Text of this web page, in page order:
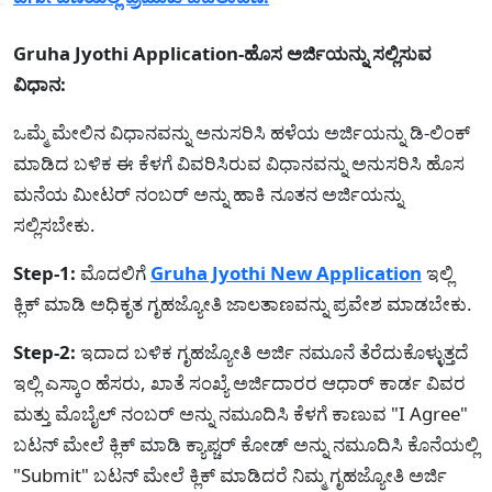
Gruha Jyothi Application-ಹೊಸ ಅರ್ಜಿಯನ್ನು ಸಲ್ಲಿಸುವ
ವಿಧಾನ:
ಒಮ್ಮೆ ಮೇಲಿನ ವಿಧಾನವನ್ನು ಅನುಸರಿಸಿ ಹಳೆಯ ಅರ್ಜಿಯನ್ನು ಡಿ-ಲಿಂಕ್
ಮಾಡಿದ ಬಳಿಕ ಈ ಕೆಳಗೆ ವಿವರಿಸಿರುವ ವಿಧಾನವನ್ನು ಅನುಸರಿಸಿ ಹೊಸ
ಮನೆಯ ಮೀಟರ್ ನಂಬರ್ ಅನ್ನು ಹಾಕಿ ನೂತನ ಅರ್ಜಿಯನ್ನು
ಸಲ್ಲಿಸಬೇಕು.
Step-1: ಮೊದಲಿಗೆ Gruha Jyothi New Application ಇಲ್ಲಿ
ಕ್ಲಿಕ್ ಮಾಡಿ ಅಧಿಕೃತ ಗೃಹಜ್ಯೋತಿ ಜಾಲತಾಣವನ್ನು ಪ್ರವೇಶ ಮಾಡಬೇಕು.
Step-2: ಇದಾದ ಬಳಿಕ ಗೃಹಜ್ಯೋತಿ ಅರ್ಜಿ ನಮೂನೆ ತೆರೆದುಕೊಳ್ಳುತ್ತದೆ
ಇಲ್ಲಿ ಎಸ್ಕಾಂ ಹೆಸರು, ಖಾತೆ ಸಂಖ್ಯೆ ಅರ್ಜಿದಾರರ ಆಧಾರ್ ಕಾರ್ಡ ವಿವರ
ಮತ್ತು ಮೊಬೈಲ್ ನಂಬರ್ ಅನ್ನು ನಮೂದಿಸಿ ಕೆಳಗೆ ಕಾಣುವ "I Agree"
ಬಟನ್ ಮೇಲೆ ಕ್ಲಿಕ್ ಮಾಡಿ ಕ್ಯಾಪ್ಚರ್ ಕೋಡ್ ಅನ್ನು ನಮೂದಿಸಿ ಕೊನೆಯಲ್ಲಿ
"Submit" ಬಟನ್ ಮೇಲೆ ಕ್ಲಿಕ್ ಮಾಡಿದರೆ ನಿಮ್ಮ ಗೃಹಜ್ಯೋತಿ ಅರ್ಜಿ